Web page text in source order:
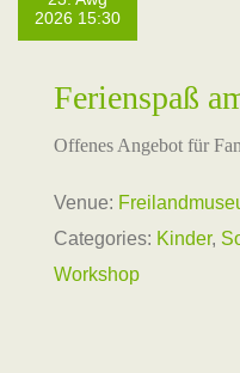
2026 15:30
Ferienspaß
Offenes Angebot für
Venue:
Categories: Kinder,
Workshop